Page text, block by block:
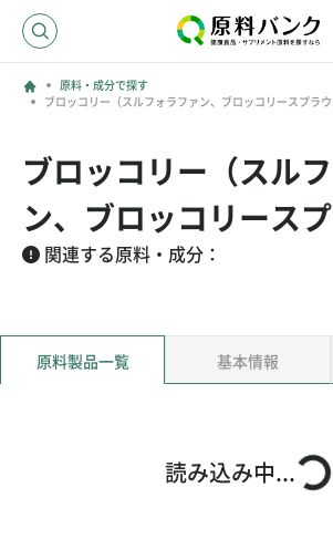
運営から
新規登録
原料・成分で探す
ブロッコリー（スルフォラファン、ブロッコリースプラウ
ブロッコリー（スル
ン、ブロッコリースプ
関連する原料・成分：
原料製品一覧 基本情報
読み込み中...